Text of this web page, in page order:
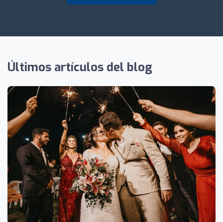
Últimos artículos del blog